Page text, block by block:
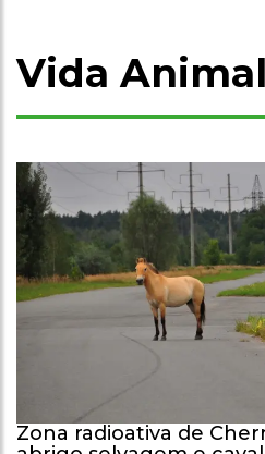
Vida Animal
Zona radioativa de